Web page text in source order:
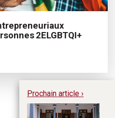
2ELGBTQI+
Prochain article ›